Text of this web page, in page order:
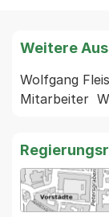
Weitere
Wolfgang